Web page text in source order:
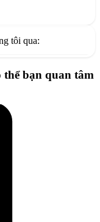
tôi qua:
thể bạn quan tâm